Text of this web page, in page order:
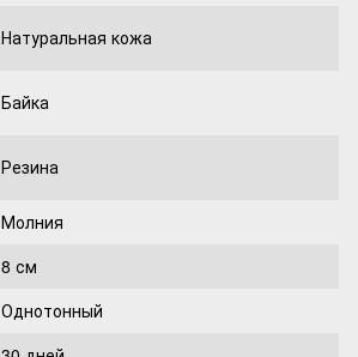
Натуральная кожа
Байка
Резина
Молния
8 см
Однотонный